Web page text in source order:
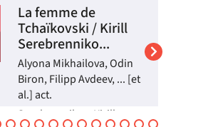
La femme de
Tchaïkovski / Kirill
Serebrenniko...
Alyona Mikhailova, Odin
Biron, Filipp Avdeev, ... [et
al.] act.
Serebrennikov, Kirill